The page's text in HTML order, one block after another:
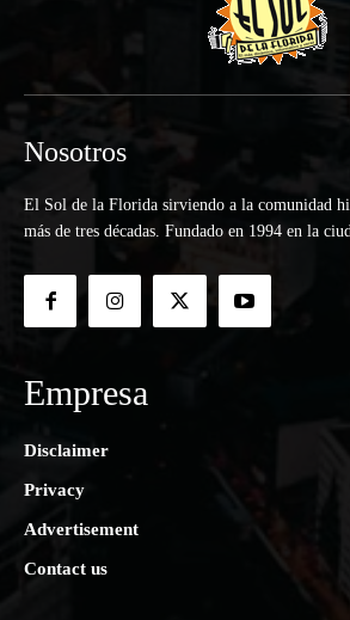
Nosotros
El Sol de la Florida sirviendo a la comunidad
más de tres décadas. Fundado en 1994 en la
Empresa
Disclaimer
Privacy
Advertisement
Contact us